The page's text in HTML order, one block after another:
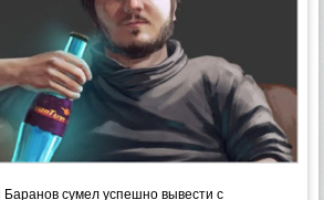
сумел успешно вывести с